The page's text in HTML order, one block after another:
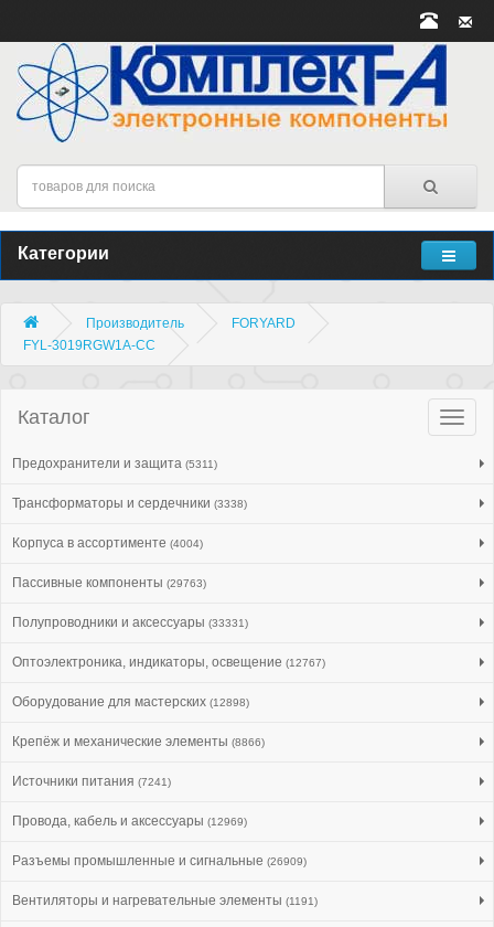
Категории
Производитель
FORYARD
FYL-3019RGW1A-CC
Каталог
Предохранители и защита (5311)
Трансформаторы и сердечники (3338)
Корпуса в ассортименте (4004)
Пассивные компоненты (29763)
Полупроводники и аксессуары (33331)
Оптоэлектроника, индикаторы, освещение (12767)
Оборудование для мастерских (12898)
Крепёж и механические элементы (8866)
Источники питания (7241)
Провода, кабель и аксессуары (12969)
Разъемы промышленные и сигнальные (26909)
Вентиляторы и нагревательные элементы (1191)